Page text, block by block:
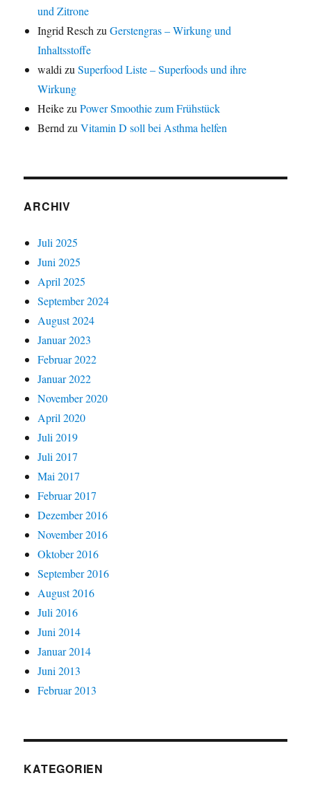
und Zitrone
Ingrid Resch zuGerstengras – Wirkung und
Inhaltsstoffe
waldi zuSuperfood Liste – Superfoods und ihre
Wirkung
HeikezuPower Smoothie zum Frühstück
Bernd zuVitamin D soll bei Asthma helfen
ARCHIV
Juli 2025
Juni 2025
April 2025
September 2024
August 2024
Januar 2023
Februar 2022
Januar 2022
November 2020
April 2020
Juli 2019
Juli 2017
Mai 2017
Februar 2017
Dezember 2016
November 2016
Oktober 2016
September 2016
August 2016
Juli 2016
Juni 2014
Januar 2014
Juni 2013
Februar 2013
KATEGORIEN